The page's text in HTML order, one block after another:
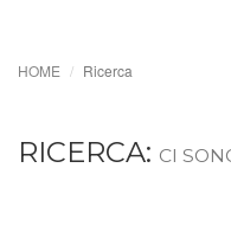
HOME Ricerca
RICERCA: CI